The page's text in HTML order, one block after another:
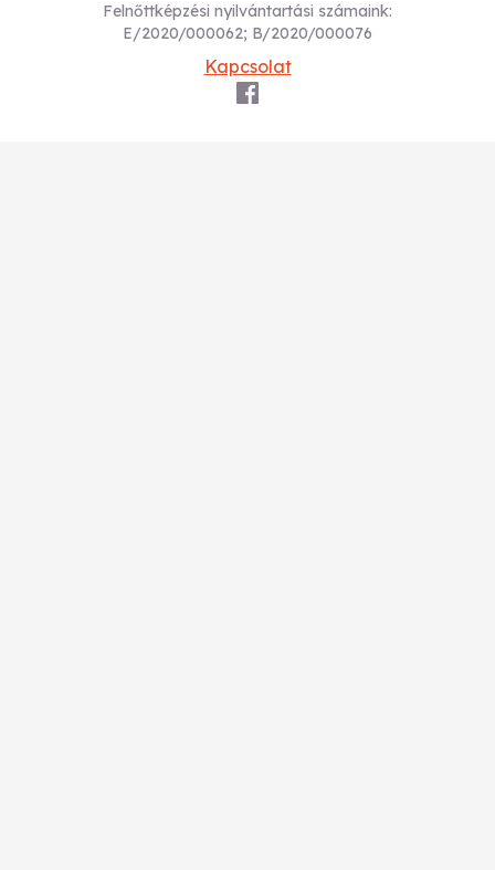
Felnőttképzési nyilvántartási számaink:
E/2020/000062; B/2020/000076
Kapcsolat